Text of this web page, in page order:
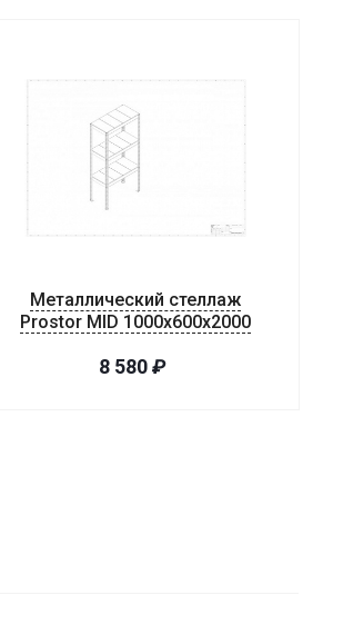
Металлический стеллаж
Prostor MID 1000x600x2000
8 580₽